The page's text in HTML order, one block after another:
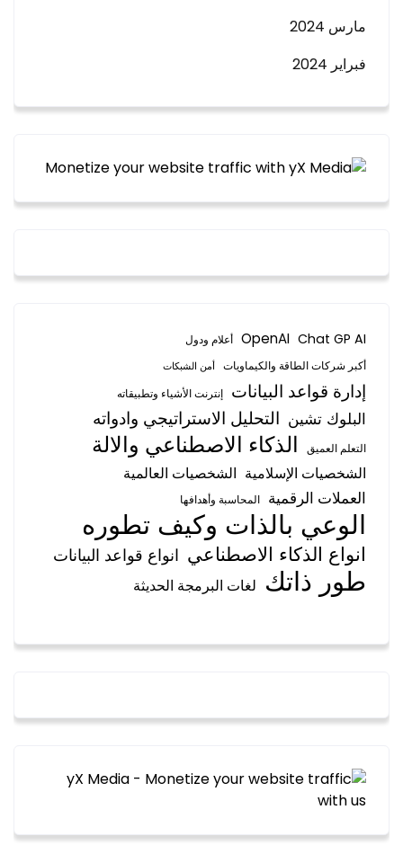
مارس 2024
فبراير 2024
Chat GP AI
OpenAI أعلام ودول
أكبر شركات الطاقة والكيماويات أمن الشبكات
إدارة قواعد البيانات إنترنت الأشياء وتطبيقاته
البلوك تشين التحليل الاستراتيجي وادواته
التعلم العميق الذكاء الاصطناعي والالة
الشخصيات الإسلامية الشخصيات العالمية
العملات الرقمية المحاسبة وأهدافها
الوعي بالذات وكيف تطوره
انواع الذكاء الاصطناعي انواع قواعد البيانات
طور ذاتك لغات البرمجة الحديثة